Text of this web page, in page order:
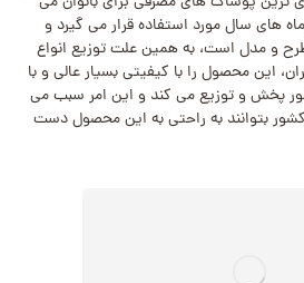
های سال مورد استفاده قرار می گیرد و
طرح و مدل است، به همین علت توزیع انواع
این محصول را با کیفیتی بسیار عالی و با
پخش و توزیع می‌ کند و این امر سبب می
کشور بتوانند به راحتی به این محصول دست